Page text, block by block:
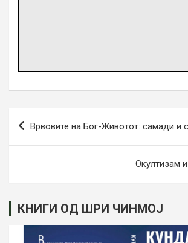
Навигација
на
Врвовите на Бог-Животот: самади и
Окултизам
КНИГИ ОД ШРИ ЧИНМОЈ